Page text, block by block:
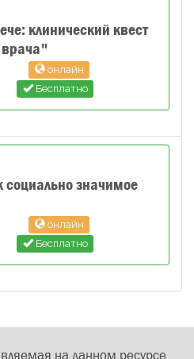
клинический квест
врача"
онлайн
Бесплатно
значимое
онлайн
Бесплатно
на данном ресурсе